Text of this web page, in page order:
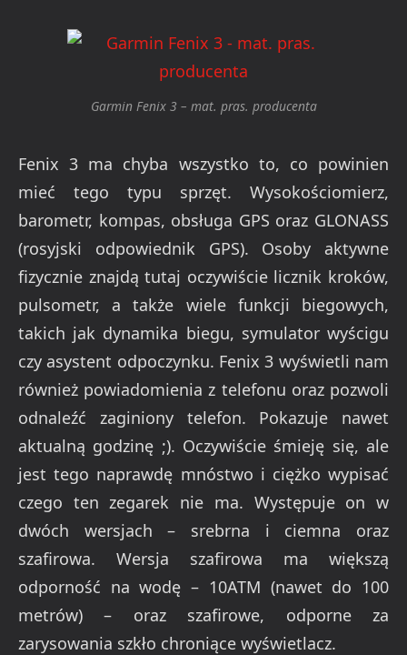
Garmin Fenix 3 – mat. pras. producenta
Fenix 3 ma chyba wszystko to, co powinien
mieć tego typu sprzęt. Wysokościomierz,
barometr, kompas, obsługa GPS oraz GLONASS
(rosyjski odpowiednik GPS). Osoby aktywne
fizycznie znajdą tutaj oczywiście licznik kroków,
pulsometr, a także wiele funkcji biegowych,
takich jak dynamika biegu, symulator wyścigu
czy asystent odpoczynku. Fenix 3 wyświetli nam
również powiadomienia z telefonu oraz pozwoli
odnaleźć zaginiony telefon. Pokazuje nawet
aktualną godzinę ;). Oczywiście śmieję się, ale
jest tego naprawdę mnóstwo i ciężko wypisać
czego ten zegarek nie ma. Występuje on w
dwóch wersjach – srebrna i ciemna oraz
szafirowa. Wersja szafirowa ma większą
odporność na wodę – 10ATM (nawet do 100
metrów) – oraz szafirowe, odporne za
zarysowania szkło chroniące wyświetlacz.